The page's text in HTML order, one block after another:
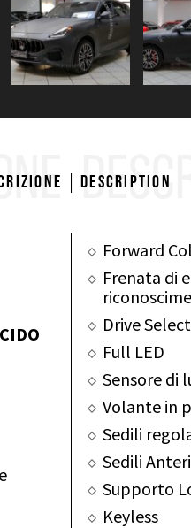
Description
Forward
Frenata di
Drive Select
Full LED
Sensore di
Volante in
Sedili
Sedili
Supporto
Keyless